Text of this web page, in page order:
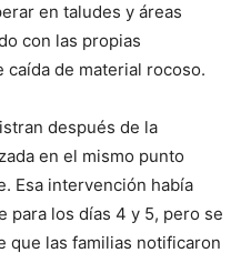
en taludes y áreas
con las propias
de material rocoso.
después de la
en el mismo punto
Esa intervención había
para los días 4 y 5, pero se
que las familias notificaron